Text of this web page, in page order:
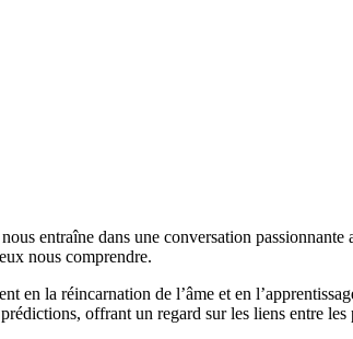
nous entraîne dans une conversation
nous comprendre.
en la réincarnation de l’âme et en
offrant un regard sur les liens entre